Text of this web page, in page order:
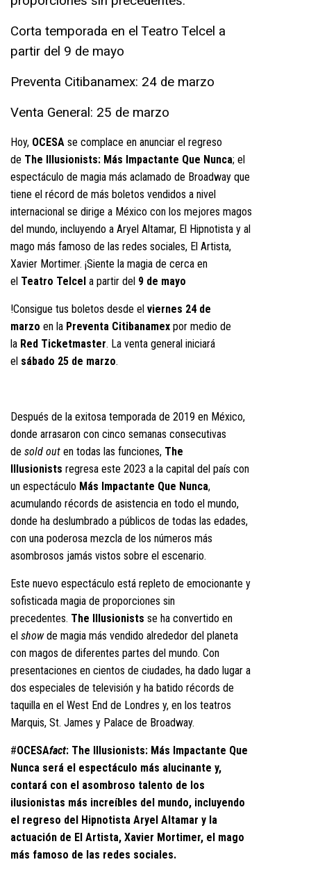
Corta temporada en el Teatro Telcel a
partir del 9 de mayo
Preventa Citibanamex: 24 de marzo
Venta General: 25 de marzo
Hoy, OCESA se complace en anunciar el regreso
de The Illusionists: Más Impactante Que Nunca; el
espectáculo de magia más aclamado de Broadway que
tiene el récord de más boletos vendidos a nivel
internacional se dirige a México con los mejores magos
del mundo, incluyendo a Aryel Altamar, El Hipnotista y al
mago más famoso de las redes sociales, El Artista,
Xavier Mortimer. ¡Siente la magia de cerca en
el Teatro Telcel a partir del 9 de mayo
!Consigue tus boletos desde el viernes 24 de
marzo en la Preventa Citibanamex por medio de
la Red Ticketmaster. La venta general iniciará
el sábado 25 de marzo.
Después de la exitosa temporada de 2019 en México,
donde arrasaron con cinco semanas consecutivas
de sold out en todas las funciones, The
Illusionists regresa este 2023 a la capital del país con
un espectáculo Más Impactante Que Nunca,
acumulando récords de asistencia en todo el mundo,
donde ha deslumbrado a públicos de todas las edades,
con una poderosa mezcla de los números más
asombrosos jamás vistos sobre el escenario.
Este nuevo espectáculo está repleto de emocionante y
sofisticada magia de proporciones sin
precedentes. The Illusionists se ha convertido en
el showde magia más vendido alrededor del planeta
con magos de diferentes partes del mundo. Con
presentaciones en cientos de ciudades, ha dado lugar a
dos especiales de televisión y ha batido récords de
taquilla en el West End de Londres y, en los teatros
Marquis, St. James y Palace de Broadway.
#OCESAfact: The Illusionists: Más Impactante Que
Nunca será el espectáculo más alucinante y,
contará con el asombroso talento de los
ilusionistas más increíbles del mundo, incluyendo
el regreso del Hipnotista Aryel Altamar y la
actuación de El Artista, Xavier Mortimer, el mago
más famoso de las redes sociales.